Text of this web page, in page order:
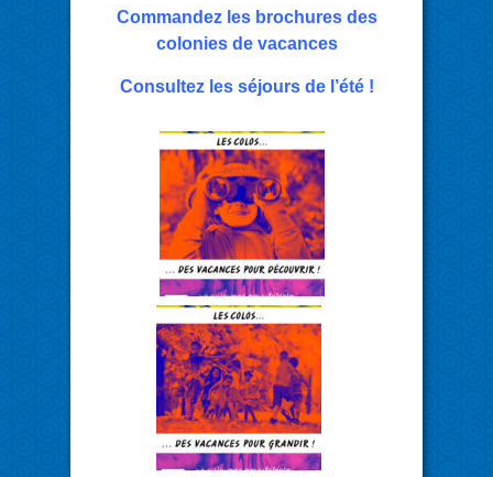
Commandez les brochures des
colonies de vacances
Consultez les séjours de l’été !